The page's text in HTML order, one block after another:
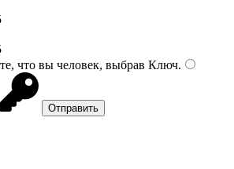
что вы человек, выбрав Ключ.